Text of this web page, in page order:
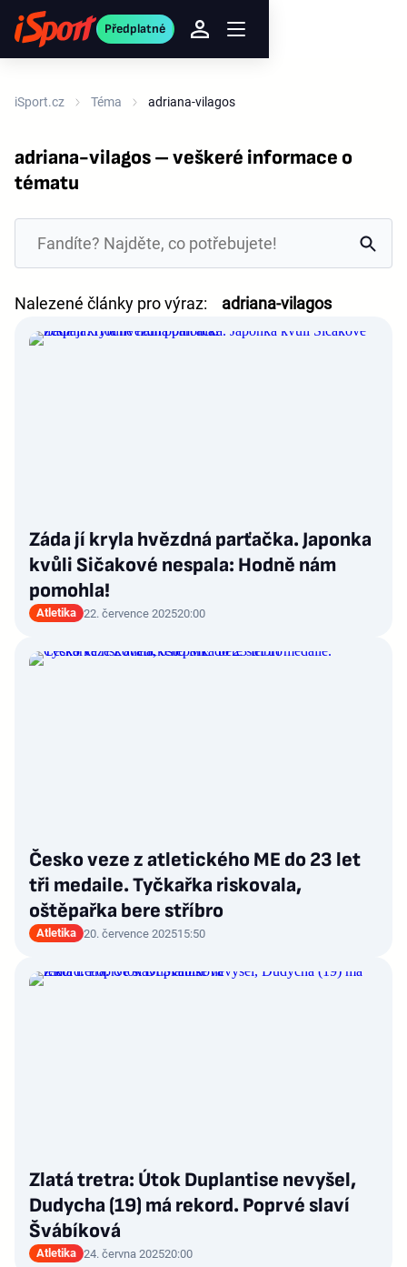
Předplatné
iSport.cz Téma adriana-vilagos
adriana-vilagos – veškeré informace o
tématu
Nalezené články pro výraz: adriana-vilagos
Záda jí kryla hvězdná parťačka. Japonka
kvůli Sičakové nespala: Hodně nám
pomohla!
Atletika 22. července 202520:00
Česko veze z atletického ME do 23 let
tři medaile. Tyčkařka riskovala,
oštěpařka bere stříbro
Atletika 20. července 202515:50
Zlatá tretra: Útok Duplantise nevyšel,
Dudycha (19) má rekord. Poprvé slaví
Švábíková
Atletika 24. června 202520:00